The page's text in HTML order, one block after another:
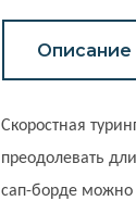
Описание
Скоростная
преодолевать
сап-борде можно